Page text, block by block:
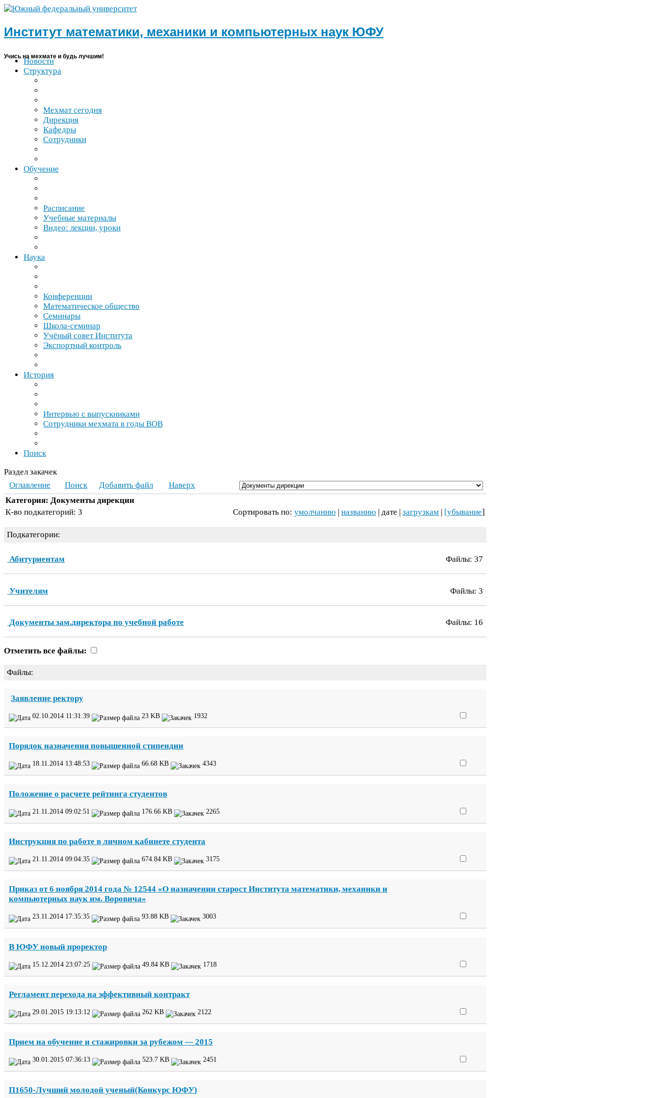
Институт математики, механики и компьютерных наук ЮФУ
Учись на мехмате и будь лучшим!
Новости
Структура
Мехмат сегодня
Дирекция
Кафедры
Сотрудники
Обучение
Расписание
Учебные материалы
Видео: лекции, уроки
Наука
Конференции
Математическое общество
Семинары
Школа-​семинар
Учёный совет Института
Экспортный контроль
История
Интервью с выпускниками
Сотрудники мехмата в годы ВОВ
Поиск
Раздел закачек
Оглавление
Поиск Добавить файл
Наверх
Категория: Документы дирекции
К-​во подкатегорий: 3 Сортировать по: умолчанию | названию | дате | загрузкам | [убывание]
Подкатегории:
Абитуриентам Файлы: 37
Учителям Файлы: 3
Документы зам.директора по учебной работе Файлы: 16
Отметить все файлы:
Файлы:
Заявление ректору
02 10 2014 11:31:39 23 KB 1932
Порядок назначения повышенной стипендии
18.11.2014 13:48:53 66.68 KB 4343
Положение о расчете рейтинга студентов
21 11 2014 09:02:51 176 66 KB 2265
Инструкция по работе в личном кабинете студента
21 11 2014 09:04:35 674 84 KB 3175
Приказ от6 ноября 2014 года № 12544 «О назначении старост Института математики, механики и
компьютерных наук им. Воровича»
23.11.2014 17:35:35 93.88 KB 3003
В ЮФУ новый проректор
15 12 2014 23:07:25 49 84 KB 1718
Регламент перехода на эффективный контракт
29 01 2015 19:13:12 262 KB 2122
Прием на обучение и стажировки за рубежом —2015
30.01.2015 07:36:13 523.7 KB 2451
П1650-​Лучший молодой ученый(Конкурс ЮФУ)